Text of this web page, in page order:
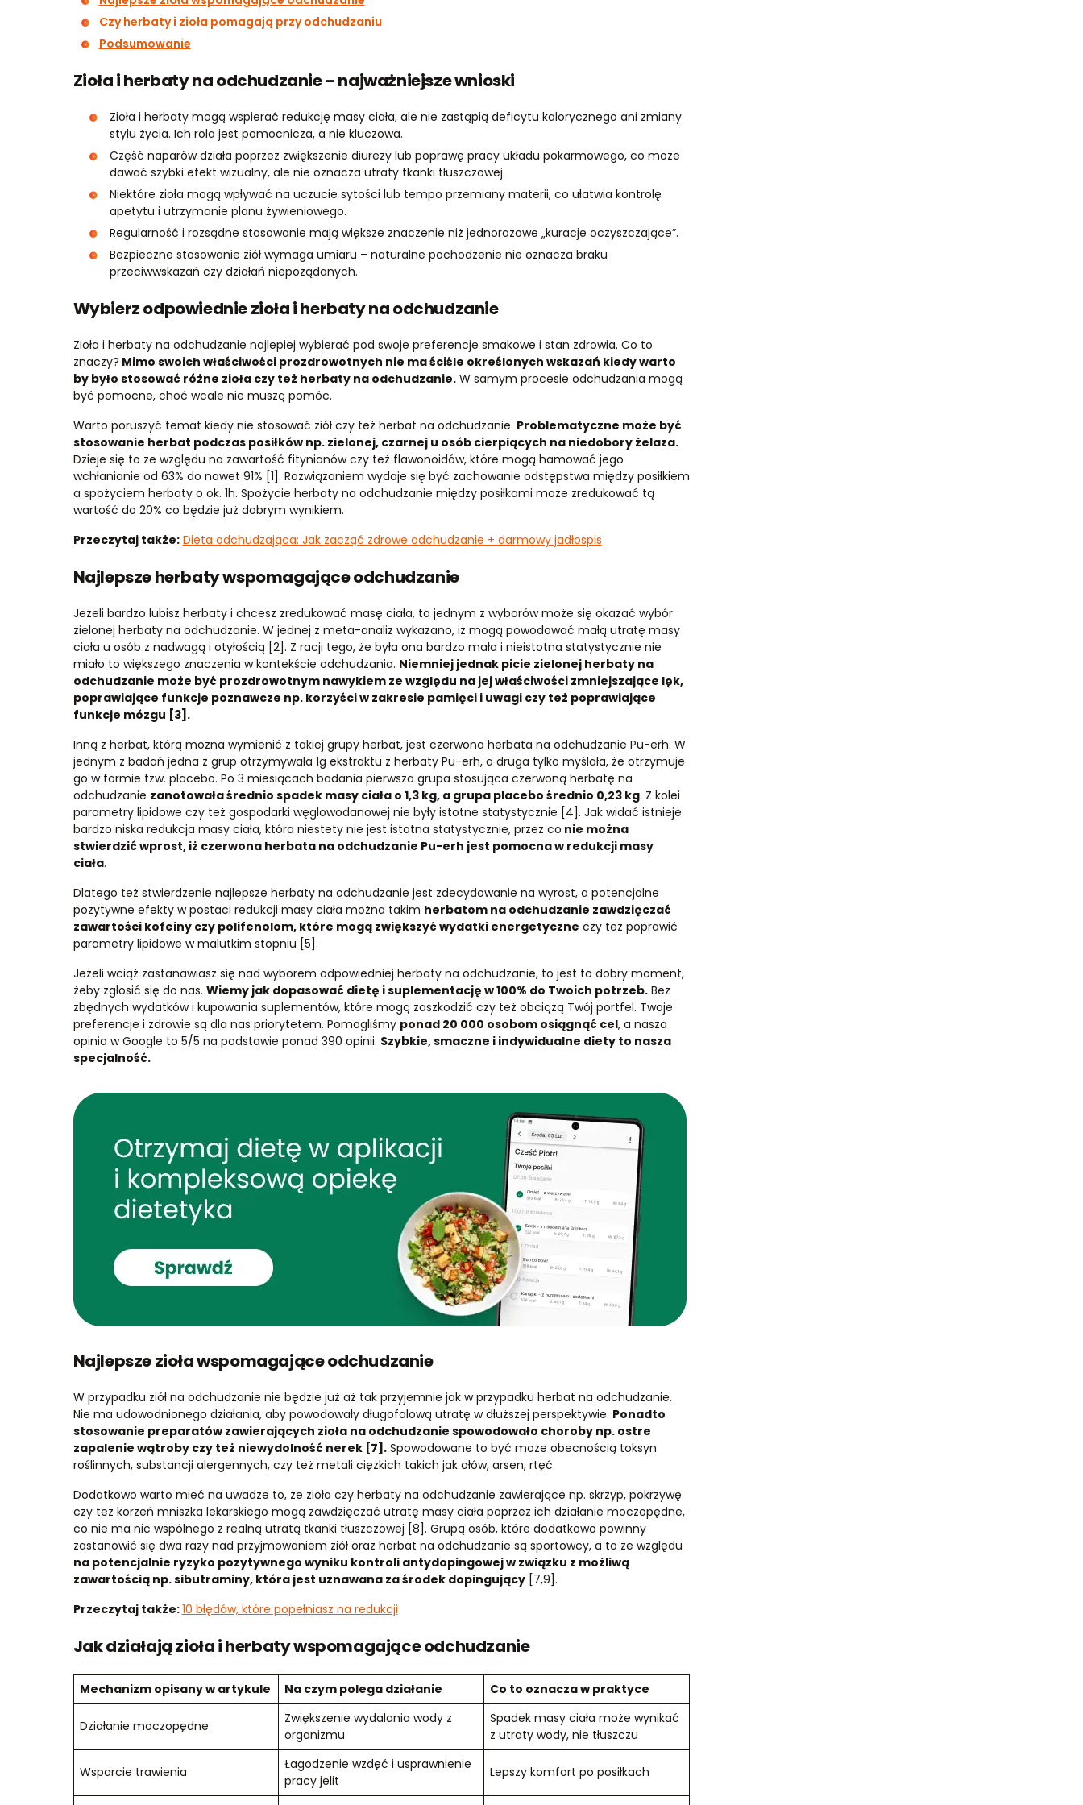
Czy herbaty i zioła pomagają przy odchudzaniu
Podsumowanie
Zioła i herbaty na odchudzanie – najważniejsze wnioski
Zioła i herbaty mogą wspierać redukcję masy ciała, ale nie zastąpią deficytu kalorycznego ani zmiany
stylu życia. Ich rola jest pomocnicza, a nie kluczowa.
Część naparów działa poprzez zwiększenie diurezy lub poprawę pracy układu pokarmowego, co może
dawać szybki efekt wizualny, ale nie oznacza utraty tkanki tłuszczowej.
Niektóre zioła mogą wpływać na uczucie sytości lub tempo przemiany materii, co ułatwia kontrolę
apetytu i utrzymanie planu żywieniowego.
Regularność i rozsądne stosowanie mają większe znaczenie niż jednorazowe „kuracje oczyszczające”.
Bezpieczne stosowanie ziół wymaga umiaru – naturalne pochodzenie nie oznacza braku
przeciwwskazań czy działań niepożądanych.
Wybierz odpowiednie zioła i herbaty na odchudzanie
Zioła i herbaty na odchudzanie najlepiej wybierać pod swoje preferencje smakowe i stan zdrowia. Co to
znaczy? Mimo swoich właściwości prozdrowotnych nie ma ściśle określonych wskazań kiedy warto
by było stosować różne zioła czy też herbaty na odchudzanie.W samym procesie odchudzania mogą
być pomocne, choć wcale nie muszą pomóc.
Warto poruszyć temat kiedy nie stosować ziół czy też herbat na odchudzanie. Problematyczne może być
stosowanie herbat podczas posiłków np. zielonej, czarnej u osób cierpiących na niedobory żelaza.
Dzieje się to ze względu na zawartość fitynianów czy też flawonoidów, które mogą hamować jego
wchłanianie od 63% do nawet 91% [1]. Rozwiązaniem wydaje się być zachowanie odstępstwa między posiłkiem
a spożyciem herbaty o ok. 1h. Spożycie herbaty na odchudzanie między posiłkami może zredukować tą
wartość do 20% co będzie już dobrym wynikiem.
Przeczytaj także: Dieta odchudzająca: Jak zacząć zdrowe odchudzanie + darmowy jadłospis
Najlepsze herbaty wspomagające odchudzanie
Jeżeli bardzo lubisz herbaty i chcesz zredukować masę ciała, to jednym z wyborów może się okazać wybór
zielonej herbaty na odchudzanie. W jednej z meta-analiz wykazano, iż mogą powodować małą utratę masy
ciała u osób z nadwagą i otyłością [2]. Z racji tego, że była ona bardzo mała i nieistotna statystycznie nie
miało to większego znaczenia w kontekście odchudzania. Niemniej jednak picie zielonej herbaty na
odchudzanie może być prozdrowotnym nawykiem ze względu na jej właściwości zmniejszające lęk,
poprawiające funkcje poznawcze np. korzyści w zakresie pamięci i uwagi czy też poprawiające
funkcje mózgu [3].
Inną z herbat, którą można wymienić z takiej grupy herbat, jest czerwona herbata na odchudzanie Pu-erh. W
jednym z badań jedna z grup otrzymywała 1g ekstraktu z herbaty Pu-erh, a druga tylko myślała, że otrzymuje
go w formie tzw. placebo. Po 3 miesiącach badania pierwsza grupa stosująca czerwoną herbatę na
odchudzanie zanotowała średnio spadek masy ciała o 1,3 kg, a grupa placebo średnio 0,23 kg. Z kolei
parametry lipidowe czy też gospodarki węglowodanowej nie były istotne statystycznie [4]. Jak widać istnieje
bardzo niska redukcja masy ciała, która niestety nie jest istotna statystycznie, przez co nie można
stwierdzić wprost, iż czerwona herbata na odchudzanie Pu-erh jest pomocna w redukcji masy
ciała.
Dlatego też stwierdzenie najlepsze herbaty na odchudzanie jest zdecydowanie na wyrost, a potencjalne
pozytywne efekty w postaci redukcji masy ciała można takim herbatom na odchudzanie zawdzięczać
zawartości kofeiny czy polifenolom, które mogą zwiększyć wydatki energetyczne czy też poprawić
parametry lipidowe w malutkim stopniu [5].
Jeżeli wciąż zastanawiasz się nad wyborem odpowiedniej herbaty na odchudzanie, to jest to dobry moment,
żeby zgłosić się do nas. Wiemy jak dopasować dietę i suplementację w 100% do Twoich potrzeb.Bez
zbędnych wydatków i kupowania suplementów, które mogą zaszkodzić czy też obciążą Twój portfel. Twoje
preferencje i zdrowie są dla nas priorytetem. Pomogliśmy ponad 20 000 osobom osiągnąć cel, a nasza
opinia w Google to 5/5 na podstawie ponad 390 opinii. Szybkie, smaczne i indywidualne diety to nasza
specjalność.
Najlepsze zioła wspomagające odchudzanie
W przypadku ziół na odchudzanie nie będzie już aż tak przyjemnie jak w przypadku herbat na odchudzanie.
Nie ma udowodnionego działania, aby powodowały długofalową utratę w dłuższej perspektywie. Ponadto
stosowanie preparatów zawierających zioła na odchudzanie spowodowało choroby np. ostre
zapalenie wątroby czy też niewydolność nerek [7].Spowodowane to być może obecnością toksyn
roślinnych, substancji alergennych, czy też metali ciężkich takich jak ołów, arsen, rtęć.
Dodatkowo warto mieć na uwadze to, że zioła czy herbaty na odchudzanie zawierające np. skrzyp, pokrzywę
czy też korzeń mniszka lekarskiego mogą zawdzięczać utratę masy ciała poprzez ich działanie moczopędne,
co nie ma nic wspólnego z realną utratą tkanki tłuszczowej [8]. Grupą osób, które dodatkowo powinny
zastanowić się dwa razy nad przyjmowaniem ziół oraz herbat na odchudzanie są sportowcy, a to ze względu
na potencjalnie ryzyko pozytywnego wyniku kontroli antydopingowej w związku z możliwą
zawartością np. sibutraminy, która jest uznawana za środek dopingujący[7,9].
Przeczytaj także:10 błędów, które popełniasz na redukcji
Jak działają zioła i herbaty wspomagające odchudzanie
Mechanizm opisany w artykule Na czym polega działanie Co to oznacza w praktyce
Działanie moczopędne
Zwiększenie wydalania wody z
organizmu
Spadek masy ciała może wynikać
z utraty wody, nie tłuszczu
Wsparcie trawienia
Łagodzenie wzdęć i usprawnienie
pracy jelit
Lepszy komfort po posiłkach